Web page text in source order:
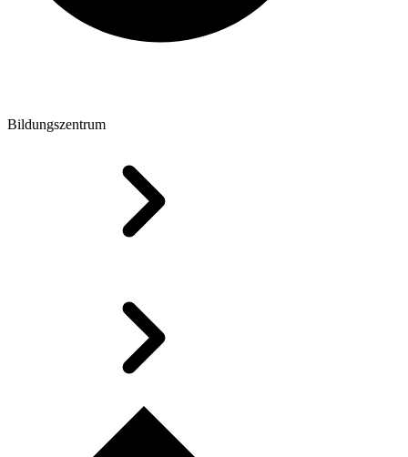
Bildungszentrum